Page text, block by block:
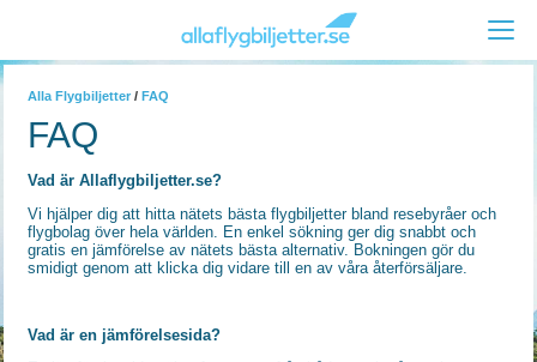
Alla Flygbiljetter / FAQ
FAQ
Vad är Allaflygbiljetter.se?
Vi hjälper dig att hitta nätets bästa flygbiljetter bland resebyråer och
flygbolag över hela världen. En enkel sökning ger dig snabbt och
gratis en jämförelse av nätets bästa alternativ. Bokningen gör du
smidigt genom att klicka dig vidare till en av våra återförsäljare.
Vad är en jämförelsesida?